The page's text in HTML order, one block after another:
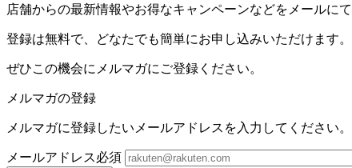
店舗からの最新情報やお得なキャンペーンなどをメールに
登録は無料で、どなたでも簡単にお申し込みいただけます。
ぜひこの機会にメルマガにご登録ください。
メルマガの登録
メルマガに登録したいメールアドレスを入力してください。
メールアドレス必須